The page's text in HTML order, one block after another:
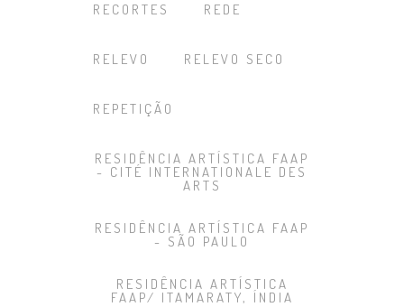
RECORTES REDE
RELEVO RELEVO SECO
REPETIÇÃO
RESIDÊNCIA ARTÍSTICA FAAP
- CITÉ INTERNATIONALE DES
ARTS
RESIDÊNCIA ARTÍSTICA FAAP
- SÃO PAULO
RESIDÊNCIA ARTÍSTICA
FAAP/ ITAMARATY, ÍNDIA